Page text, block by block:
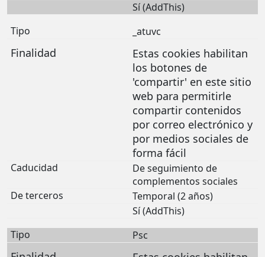
Sí (AddThis)
_atuvc
Estas cookies habilitan
los botones de
'compartir' en este sitio
web para permitirle
compartir contenidos
por correo electrónico y
por medios sociales de
forma fácil
De seguimiento de
complementos sociales
Temporal (2 años)
Sí (AddThis)
Psc